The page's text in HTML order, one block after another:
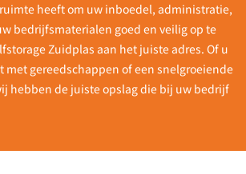
heeft om uw inboedel, administratie,
bedrijfsmaterialen goed en veilig op te
Zuidplas aan het juiste adres. Of u
met gereedschappen of een snelgroeiende
hebben de juiste opslag die bij uw bedrijf